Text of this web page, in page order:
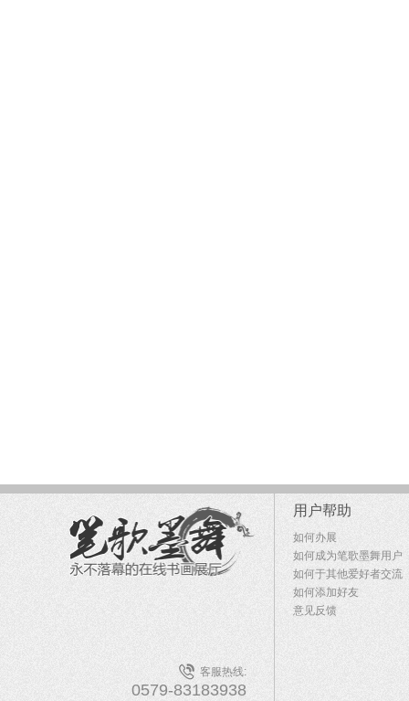
客服热线:
0579-83183938
用户帮助
如何办展
如何成为笔歌墨舞用户
如何于其他爱好者交流
如何添加好友
意见反馈